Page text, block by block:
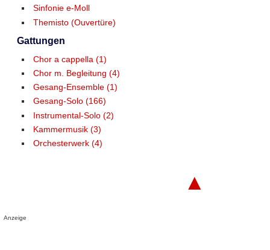
Sinfonie e-Moll
Themisto (Ouvertüre)
Gattungen
Chor a cappella (1)
Chor m. Begleitung (4)
Gesang-Ensemble (1)
Gesang-Solo (166)
Instrumental-Solo (2)
Kammermusik (3)
Orchesterwerk (4)
▲
Anzeige